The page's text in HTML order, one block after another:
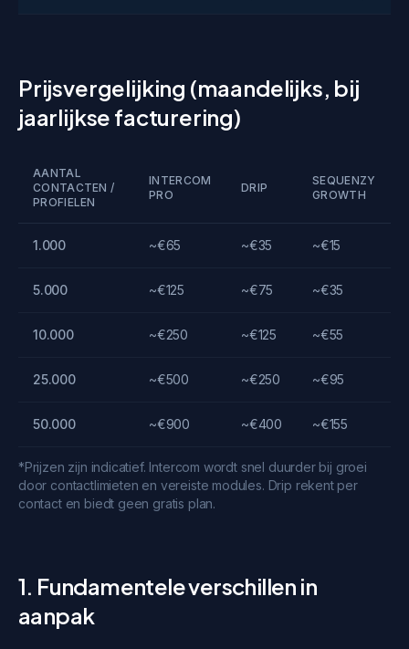
Prijsvergelijking (maandelijks, bij
jaarlijkse facturering)
AANTAL
CONTACTEN /
PROFIELEN
INTERCOM
PRO
DRIP
SEQUENZY
GROWTH
1.000 ~€65 ~€35 ~€15
5.000 ~€125 ~€75 ~€35
10.000 ~€250 ~€125 ~€55
25.000 ~€500 ~€250 ~€95
50.000 ~€900 ~€400 ~€155
*Prijzen zijn indicatief. Intercom wordt snel duurder bij groei
door contactlimieten en vereiste modules. Drip rekent per
contact en biedt geen gratis plan.
1. Fundamentele verschillen in
aanpak